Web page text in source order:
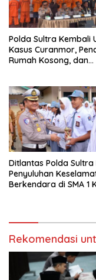
Polda Sultra Kembali
Kasus Curanmor,
Rumah Kosong, dan
Ditlantas Polda Sultra
Penyuluhan
Berkendara di SMA 1
Rekomendasi